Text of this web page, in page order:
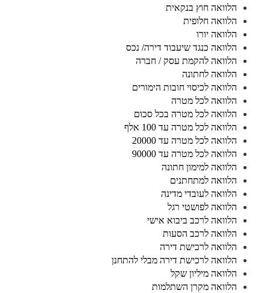
הלוואה חוץ בנקאית
הלוואה חלופית
הלוואה יורו
הלוואה כנגד שיעבוד דירה/ נכס
הלוואה להקמת עסק / חברה
הלוואה לחתונה
הלוואה לכיסוי חובות הימורים
הלוואה לכל מטרה
הלוואה לכל מטרה בכל סכום
הלוואה לכל מטרה עד 100 אלף
הלוואה לכל מטרה עד 20000
הלוואה לכל מטרה עד 90000
הלוואה למימון חתונה
הלוואה למתחתנים
הלוואה לעובדי מדינה
הלוואה לפושטי רגל
הלוואה לרכב ביבוא אישי
הלוואה לרכב הסעות
הלוואה לרכישת דירה
הלוואה לרכישת דירה מבלי להתחנן
הלוואה מיליון שקל
הלוואה מקרן השתלמות